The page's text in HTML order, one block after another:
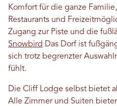
Komfort für die ganze
Restaurants und
Zugang zur Piste und die
Snowbird Das Dorf ist
sich trotz begrenzter
fühlt.
Die Cliff Lodge selbst bietet
Alle Zimmer und Suiten